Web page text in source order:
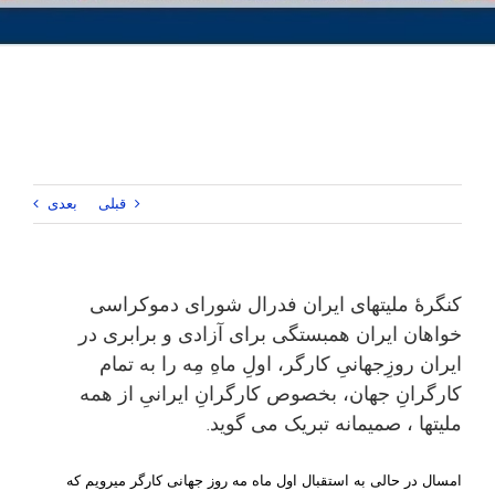
قبلی بعدی
کنگرۀ ملیتهای ایران فدرال شورای دموکراسی
خواهان ایران همبستگی برای آزادی و برابری در
ایران روزِجهانیِ کارگر، اولِ ماهِ مِه را به تمام
کارگرانِ جهان، بخصوص کارگرانِ ایرانیِ از همه
ملیتها ، صمیمانه تبریک می گوید.
امسال در حالی به استقبال اول ماه مه روز جهانی کارگر میرویم که